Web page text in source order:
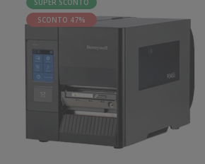
SUPER SCONTO
SCONTO 47%